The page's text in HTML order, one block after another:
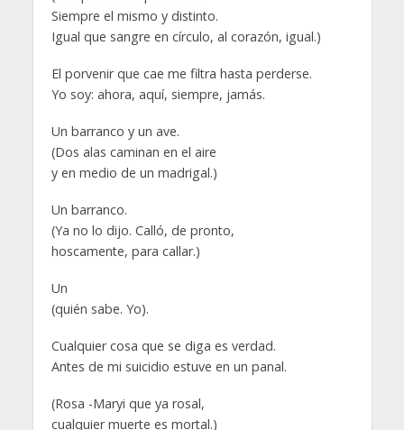
Siempre el mismo y distinto.
Igual que sangre en círculo, al corazón, igual.)
El porvenir que cae me filtra hasta perderse.
Yo soy: ahora, aquí, siempre, jamás.
Un barranco y un ave.
(Dos alas caminan en el aire
y en medio de un madrigal.)
Un barranco.
(Ya no lo dijo. Calló, de pronto,
hoscamente, para callar.)
Un
(quién sabe. Yo).
Cualquier cosa que se diga es verdad.
Antes de mi suicidio estuve en un panal.
(Rosa -Maryi que ya rosal,
cualquier muerte es mortal.)